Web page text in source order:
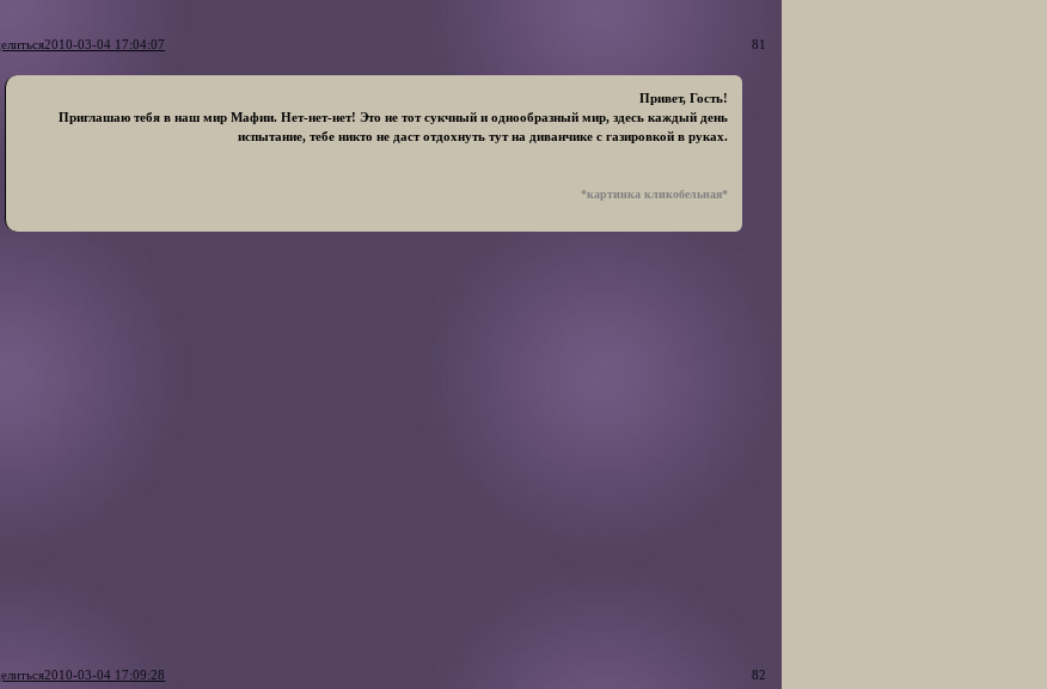
81
2010-03-04 17:04:07
Привет, Гость!
Приглашаю тебя в наш мир Мафии. Нет-нет-нет! Это не тот сукчный и однообразный мир, здесь каждый день
испытание, тебе никто не даст отдохнуть тут на диванчике с газировкой в руках.
*картинка кликобельная*
82
2010-03-04 17:09:28